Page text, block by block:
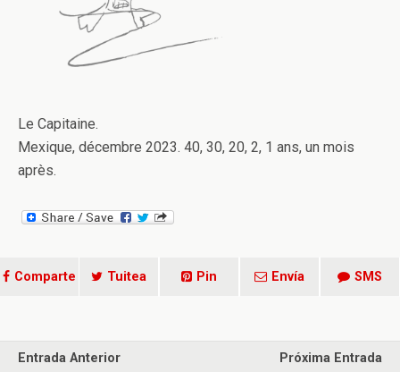
Le Capitaine.
Mexique, décembre 2023. 40, 30, 20, 2, 1 ans, un mois
après.
Comparte Tuitea Pin Envía SMS
Entrada Anterior
Próxima Entrada